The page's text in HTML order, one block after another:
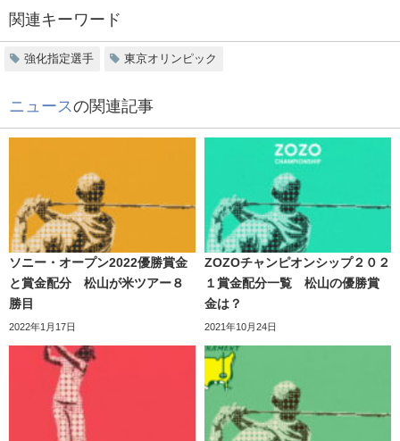
関連キーワード
強化指定選手 東京オリンピック
ニュースの関連記事
ソニー・オープン2022優勝賞金
と賞金配分 松山が米ツアー８
勝目
2022年1月17日
ZOZOチャンピオンシップ２０２
１賞金配分一覧 松山の優勝賞
金は？
2021年10月24日